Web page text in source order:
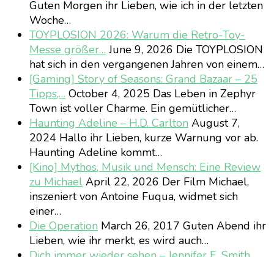
Guten Morgen ihr Lieben, wie ich in der letzten
Woche…
TOYPLOSION 2026: Warum die Retro-Toy-
Messe größer… June 9, 2026 Die TOYPLOSION
hat sich in den vergangenen Jahren von einem…
[Gaming] Story of Seasons: Grand Bazaar – 25
Tipps,… October 4, 2025 Das Leben in Zephyr
Town ist voller Charme. Ein gemütlicher…
Haunting Adeline – H.D. Carlton August 7,
2024 Hallo ihr Lieben, kurze Warnung vor ab.
Haunting Adeline kommt…
[Kino] Mythos, Musik und Mensch: Eine Review
zu Michael April 22, 2026 Der Film Michael,
inszeniert von Antoine Fuqua, widmet sich
einer…
Die Operation March 26, 2017 Guten Abend ihr
Lieben, wie ihr merkt, es wird auch…